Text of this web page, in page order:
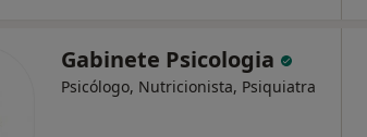
Gabinete Psicologia
Psicólogo, Nutricionista, Psiquiatra